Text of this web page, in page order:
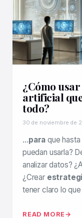
¿Cómo
artificial
todo?
30 de noviembre de
…para que
puedan usarla?
analizar datos?
¿Crear
tener claro lo
READ MORE